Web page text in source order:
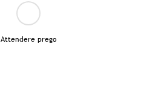
Attendere prego